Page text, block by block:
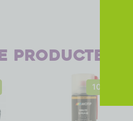
producten
10% Korting